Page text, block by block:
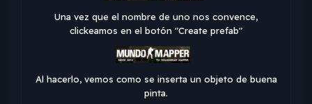
Una vez que el nombre de uno nos convence,
clickeamos en el botón "Create prefab"
Al hacerlo, vemos como se inserta un objeto de buena
pinta.